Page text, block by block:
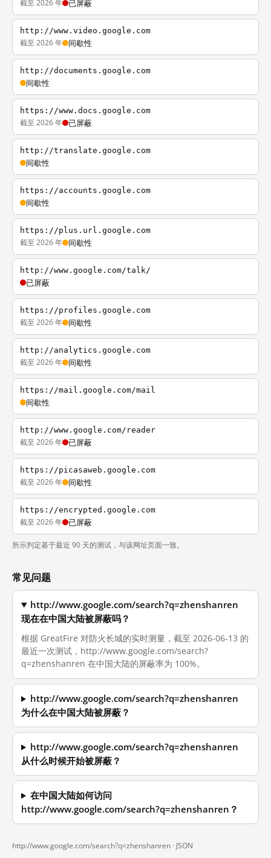
截至 2026 年 已屏蔽
http://www.video.google.com
截至 2026 年 间歇性
http://documents.google.com
间歇性
https://www.docs.google.com
截至 2026 年 已屏蔽
http://translate.google.com
间歇性
https://accounts.google.com
间歇性
https://plus.url.google.com
截至 2026 年 间歇性
http://www.google.com/talk/
已屏蔽
https://profiles.google.com
截至 2026 年 间歇性
http://analytics.google.com
截至 2026 年 间歇性
https://mail.google.com/mail
间歇性
http://www.google.com/reader
截至 2026 年 已屏蔽
https://picasaweb.google.com
截至 2026 年 间歇性
https://encrypted.google.com
截至 2026 年 已屏蔽
所示判定基于最近 90 天的测试，与该网址页面一致。
常见问题
http://www.google.com/search?q=zhenshanren
现在在中国大陆被屏蔽吗？
根据 GreatFire 对防火长城的实时测量，截至 2026-06-13 的
最近一次测试，http://www.google.com/search?
q=zhenshanren 在中国大陆的屏蔽率为 100%。
http://www.google.com/search?q=zhenshanren
为什么在中国大陆被屏蔽？
http://www.google.com/search?q=zhenshanren
从什么时候开始被屏蔽？
在中国大陆如何访问
http://www.google.com/search?q=zhenshanren？
http://www.google.com/search?q=zhenshanren · JSON